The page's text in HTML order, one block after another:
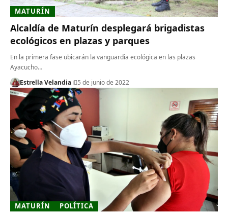
MATURÍN
Alcaldía de Maturín desplegará brigadistas
ecológicos en plazas y parques
En la primera fase ubicarán la vanguardia ecológica en las plazas
Ayacucho…
Estrella Velandia
5 de junio de 2022
MATURÍN POLÍTICA